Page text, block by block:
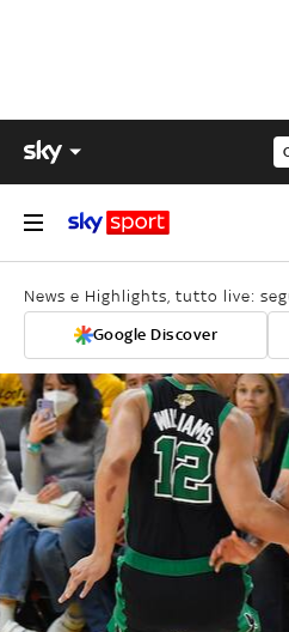
News e Highlights, tutto live:
Google Discover